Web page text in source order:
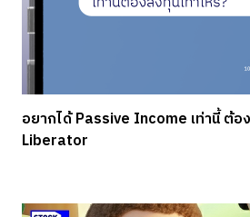
อยากได้ Passive Income เท่านี้ ต้อ
Liberator